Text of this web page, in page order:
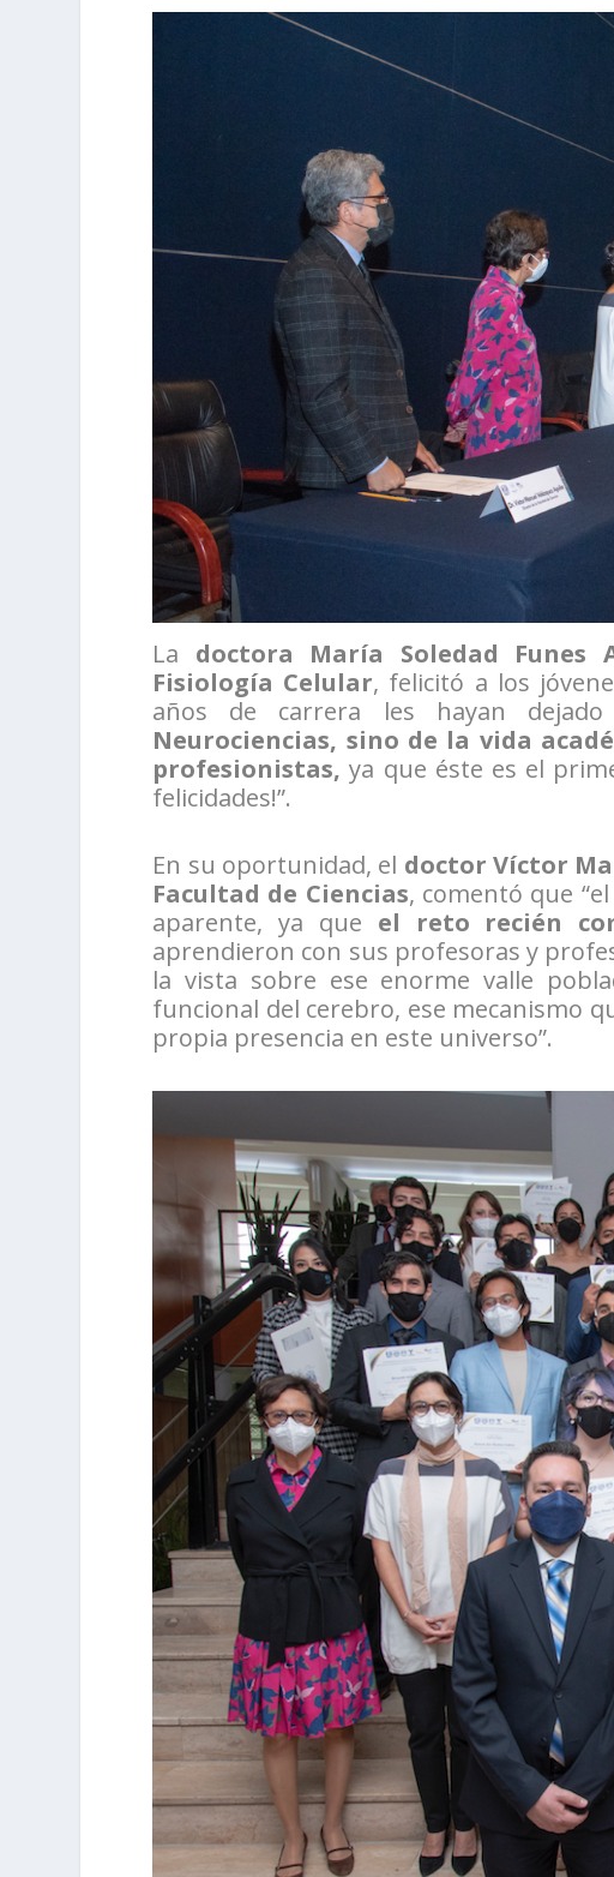
La doctora María Soledad
Fisiología Celular, felicitó a los
años de carrera les hayan dejado
Neurociencias, sino de la vida
profesionistas,ya que éste es el
felicidades!”.
En su oportunidad, el doctor Víctor
Facultad de Ciencias, comentó que
aparente, ya que el reto recién
aprendieron con sus profesoras y
la vista sobre ese enorme valle
funcional del cerebro, ese mecanismo
propia presencia en este universo”.